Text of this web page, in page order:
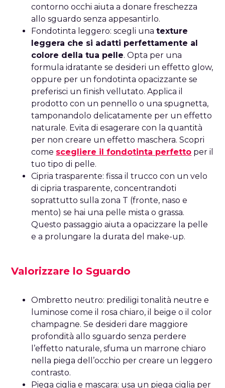
contorno occhi aiuta a donare freschezza
allo sguardo senza appesantirlo.
Fondotinta leggero: scegli unatexture
leggera che si adatti perfettamente al
colore della tua pelle. Opta per una
formula idratante se desideri un effetto glow,
oppure per un fondotinta opacizzante se
preferisci un finish vellutato. Applica il
prodotto con un pennello o una spugnetta,
tamponandolo delicatamente per un effetto
naturale. Evita di esagerare con la quantità
per non creare un effetto maschera. Scopri
come scegliere il fondotinta perfetto per il
tuo tipo di pelle.
Cipria trasparente: fissa il trucco con un velo
di cipria trasparente, concentrandoti
soprattutto sulla zona T (fronte, naso e
mento) se hai una pelle mista o grassa.
Questo passaggio aiuta a opacizzare la pelle
e a prolungare la durata del make-up.
Valorizzare lo Sguardo
Ombretto neutro: prediligi tonalità neutre e
luminose come il rosa chiaro, il beige o il color
champagne. Se desideri dare maggiore
profondità allo sguardo senza perdere
l’effetto naturale, sfuma un marrone chiaro
nella piega dell’occhio per creare un leggero
contrasto.
Piega ciglia e mascara: usa un piega ciglia per